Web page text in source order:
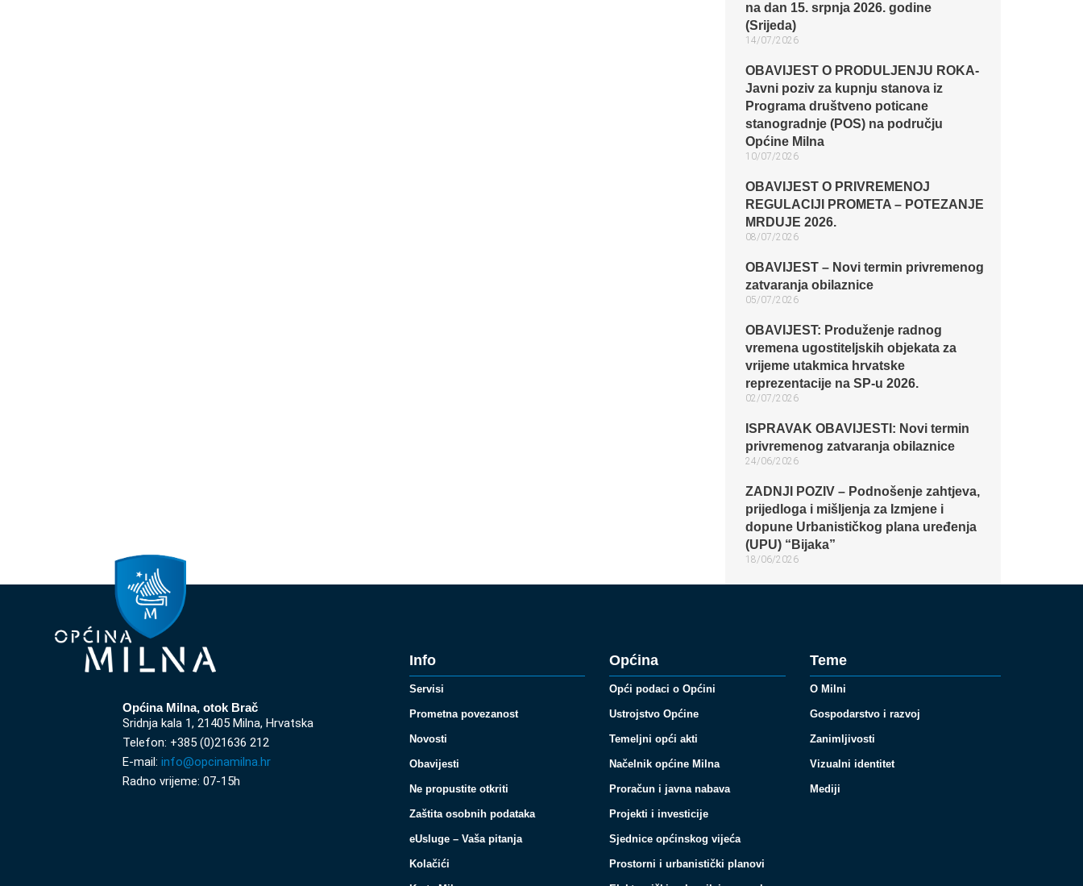
na dan 15. srpnja 2026. godine
(Srijeda)
14/07/2026
OBAVIJEST O PRODULJENJU ROKA-
Javni poziv za kupnju stanova iz
Programa društveno poticane
stanogradnje (POS) na području
Općine Milna
10/07/2026
OBAVIJEST O PRIVREMENOJ
REGULACIJI PROMETA – POTEZANJE
MRDUJE 2026.
08/07/2026
OBAVIJEST – Novi termin privremenog
zatvaranja obilaznice​
05/07/2026
OBAVIJEST: Produženje radnog
vremena ugostiteljskih objekata za
vrijeme utakmica hrvatske
reprezentacije na SP-u 2026.
02/07/2026
ISPRAVAK OBAVIJESTI: Novi termin
privremenog zatvaranja obilaznice​
24/06/2026
ZADNJI POZIV – Podnošenje zahtjeva,
prijedloga i mišljenja za Izmjene i
dopune Urbanističkog plana uređenja
(UPU) “Bijaka”
18/06/2026
Općina Milna, otok Brač
Sridnja kala 1, 21405 Milna, Hrvatska
Telefon: +385 (0)21636 212
E-mail: info@opcinamilna.hr
Radno vrijeme: 07-15h
Info
Servisi
Prometna povezanost
Novosti
Obavijesti
Ne propustite otkriti
Zaštita osobnih podataka
eUsluge – Vaša pitanja
Kolačići
Općina
Opći podaci o Općini
Ustrojstvo Općine
Temeljni opći akti
Načelnik općine Milna
Proračun i javna nabava
Projekti i investicije
Sjednice općinskog vijeća
Prostorni i urbanistički planovi
Teme
O Milni
Gospodarstvo i razvoj
Zanimljivosti
Vizualni identitet
Mediji